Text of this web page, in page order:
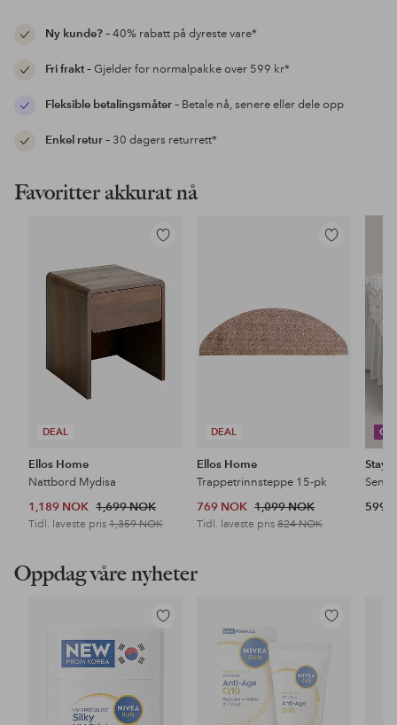
Ny kunde?– 40% rabatt på dyreste vare*
Fri frakt– Gjelder for normalpakke over 599 kr*
Fleksible betalingsmåter– Betale nå, senere eller dele opp
Enkel retur– 30 dagers returrett*
Favoritter akkurat nå
DEAL
Legg
favoritter
Ellos Home
Nattbord Mydisa
1,189 NOK 1,699 NOK
Tidl. laveste pris 1,359 NOK
DEAL
Legg
favoritter
Ellos Home
Trappetrinnsteppe 15-pk
769 NOK 1,099 NOK
Tidl. laveste pris824 NOK
599
Oppdag våre nyheter
Legg
Legg